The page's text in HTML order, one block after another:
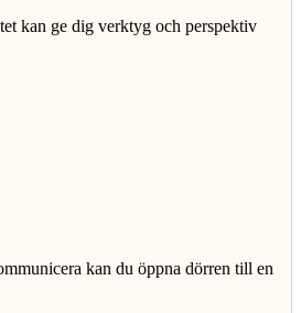
kan ge dig verktyg och perspektiv
kan du öppna dörren till en